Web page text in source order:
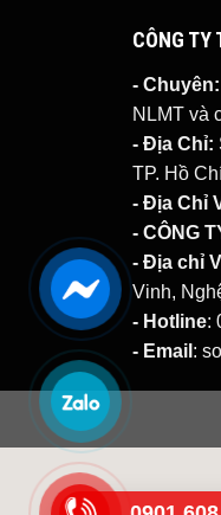
CÔNG TY
- Chuyên:
NLMT và
- Địa Chỉ:
TP. Hồ
- Địa Chỉ
- CÔNG
- Địa chỉ
Vinh,
- Hotline:
- Email :